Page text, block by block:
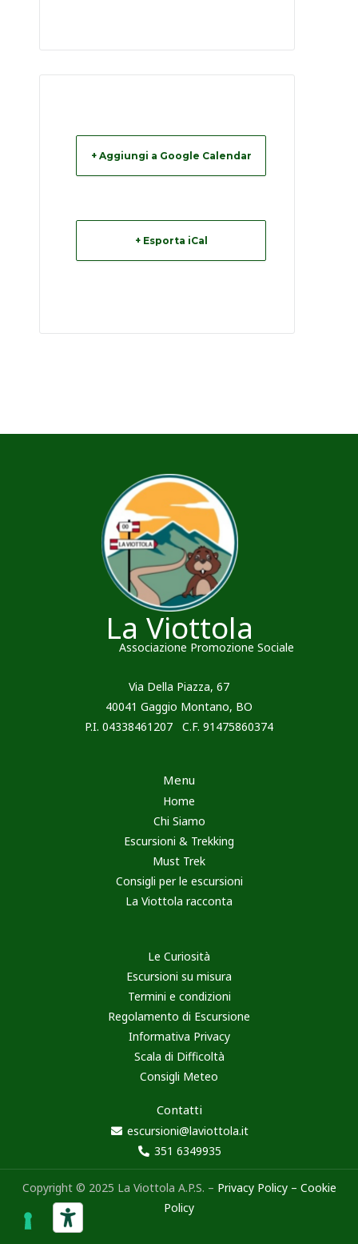
+ Aggiungi a Google Calendar
+ Esporta iCal
La Viottola
Associazione Promozione Sociale
Via Della Piazza, 67
40041 Gaggio Montano, BO
P.I. 04338461207 C.F. 91475860374
Menu
Home
Chi Siamo
Escursioni & Trekking
Must Trek
Consigli per le escursioni
La Viottola racconta
Le Curiosità
Escursioni su misura
Termini e condizioni
Regolamento di Escursione
Informativa Privacy
Scala di Difficoltà
Consigli Meteo
Contatti
escursioni@laviottola.it
351 6349935
Copyright © 2025 La Viottola A.P.S. – Privacy Policy– Cookie
Policy